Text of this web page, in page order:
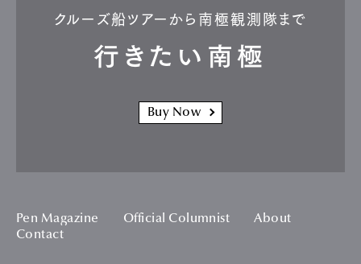
クルーズ船ツアーから南極観測隊まで
行きたい南極
Buy Now
Pen Magazine Official Columnist
About
Contact